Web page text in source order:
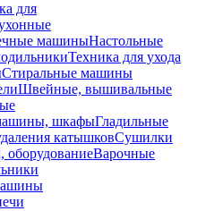
для
машиныНастольные
Техника для ухода
Стиральные машины
Швейные, вышивальные
шкафыГладильные
катышковСушилки
оборудованиеВарочные